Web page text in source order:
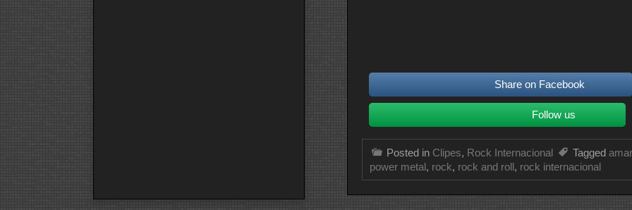
Share on Facebook
Follow us
Posted in Clipes, Rock Internacional Tagged
power metal , rock, rock and roll , rock internacional